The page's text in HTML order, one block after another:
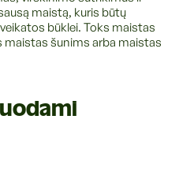
maistą, kuris būtų
būklei. Toks maistas
maistas šunims arba maistas